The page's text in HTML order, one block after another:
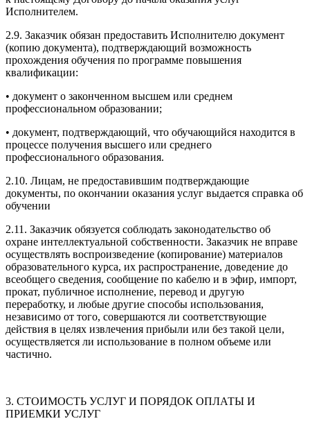
Исполнителем.
2.9. Заказчик обязан предоставить Исполнителю документ
(копию документа), подтверждающий возможность
прохождения обучения по программе повышения
квалификации:
• документ о законченном высшем или среднем
профессиональном образовании;
• документ, подтверждающий, что обучающийся находится в
процессе получения высшего или среднего
профессионального образования.
2.10. Лицам, не предоставившим подтверждающие
документы, по окончании оказания услуг выдается справка об
обучении
2.11. Заказчик обязуется соблюдать законодательство об
охране интеллектуальной собственности. Заказчик не вправе
осуществлять воспроизведение (копирование) материалов
образовательного курса, их распространение, доведение до
всеобщего сведения, сообщение по кабелю и в эфир, импорт,
прокат, публичное исполнение, перевод и другую
переработку, и любые другие способы использования,
независимо от того, совершаются ли соответствующие
действия в целях извлечения прибыли или без такой цели,
осуществляется ли использование в полном объеме или
частично.
3. СТОИМОСТЬ УСЛУГ И ПОРЯДОК ОПЛАТЫ И
ПРИЕМКИ УСЛУГ